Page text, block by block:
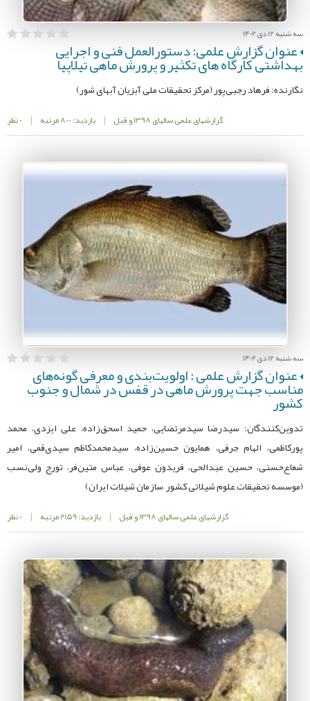
سه شنبه 12 دی 1402
عنوان گزارش علمی: دستورالعمل فنی و اجرایی
بهداشتی کارگاه های تکثیر و پرورش ماهی تیلاپیا
نگارنده: فرهاد رجبی‌پور (مرکز تحقیقات ملی آبزیان آبهای شور)
گزارشهای علمی سالهای 1398 و قبل | بازدید: 800 مرتبه | 0 نظر
سه شنبه 12 دی 1402
عنوان گزارش علمی : اولویت‌‌بندی و معرفی گونه‌‌‌‌های
مناسب جهت پرورش ماهی در قفس در شمال و جنوب
کشور
تدوین‌کنندگان: سیدرضا سیدمرتضایی، حمید اسحق‌‌زاده، علی ایزدی، محمد
پورکاظمی، الهام جرفی، همایون حسین‌‌زاده، سیدمحمدکاظم سیدی‌‌قمی، امیر
شعاع‌‌حسنی، حسین عبدالحی، فریدون عوفی، عباس متین‌‌فر، تورج ولی‌‌نسب
(موسسه تحقیقات علوم شیلاتی کشور –سازمان شیلات ایران)
گزارشهای علمی سالهای 1398 و قبل | بازدید: 2159 مرتبه | 0 نظر